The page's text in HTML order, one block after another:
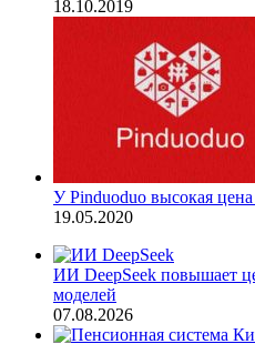
18.10.2019
У Pinduoduo высокая
19.05.2020
ИИ DeepSeek повышает
моделей
07.08.2026